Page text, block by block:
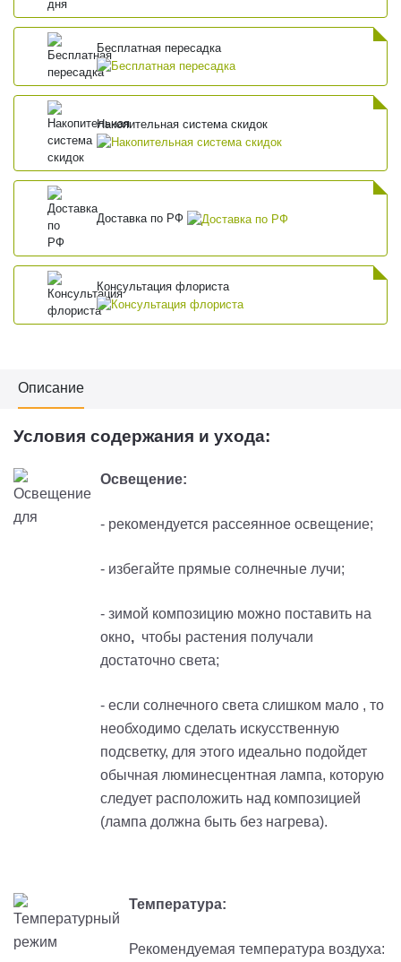
Бесплатная пересадка
Накопительная система скидок
Доставка по РФ
Консультация флориста
Описание
Условия содержания и ухода:
Освещение:
- рекомендуется рассеянное освещение;
- избегайте прямые солнечные лучи;
- зимой композицию можно поставить на
окно, чтобы растения получали
достаточно света;
- если солнечного света слишком мало , то
необходимо сделать искусственную
подсветку, для этого идеально подойдет
обычная люминесцентная лампа, которую
следует расположить над композицией
(лампа должна быть без нагрева).
Температура:
Рекомендуемая температура воздуха: